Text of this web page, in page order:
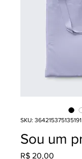
SKU: 364215375135191
Sou um
R$ 20,00